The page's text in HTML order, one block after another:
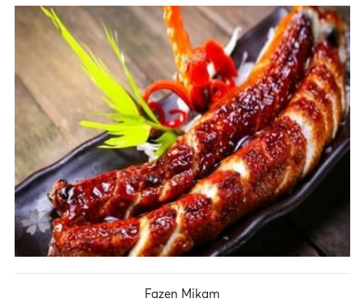
Fazen Mikam